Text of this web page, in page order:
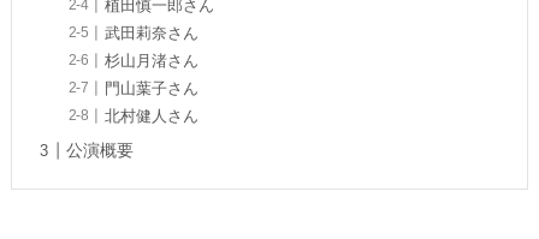
植田慎一郎さん
武田莉奈さん
杉山月渚さん
門山葉子さん
北村健人さん
公演概要